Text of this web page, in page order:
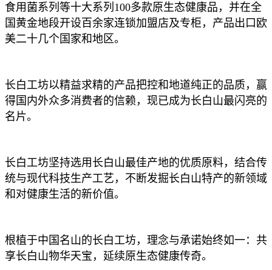
食用菌系列等十大系列100多款原生态健康品，并在全
国黄金地段开设百余家连锁加盟店及专柜，产品出口欧
美二十几个国家和地区。
长白工坊以精益求精的产品把控和地道纯正的品质，赢
得国内外众多消费者的信赖，现已成为长白山最闪亮的
名片。
长白工坊坚持选用长白山最佳产地的优质原料，结合传
统与现代科技生产工艺，不断发掘长白山特产的新领域
和对健康生活的新价值。
根植于中国名山的长白工坊，理念与承诺始终如一：共
享长白山物华天宝，延续原生态健康传奇。